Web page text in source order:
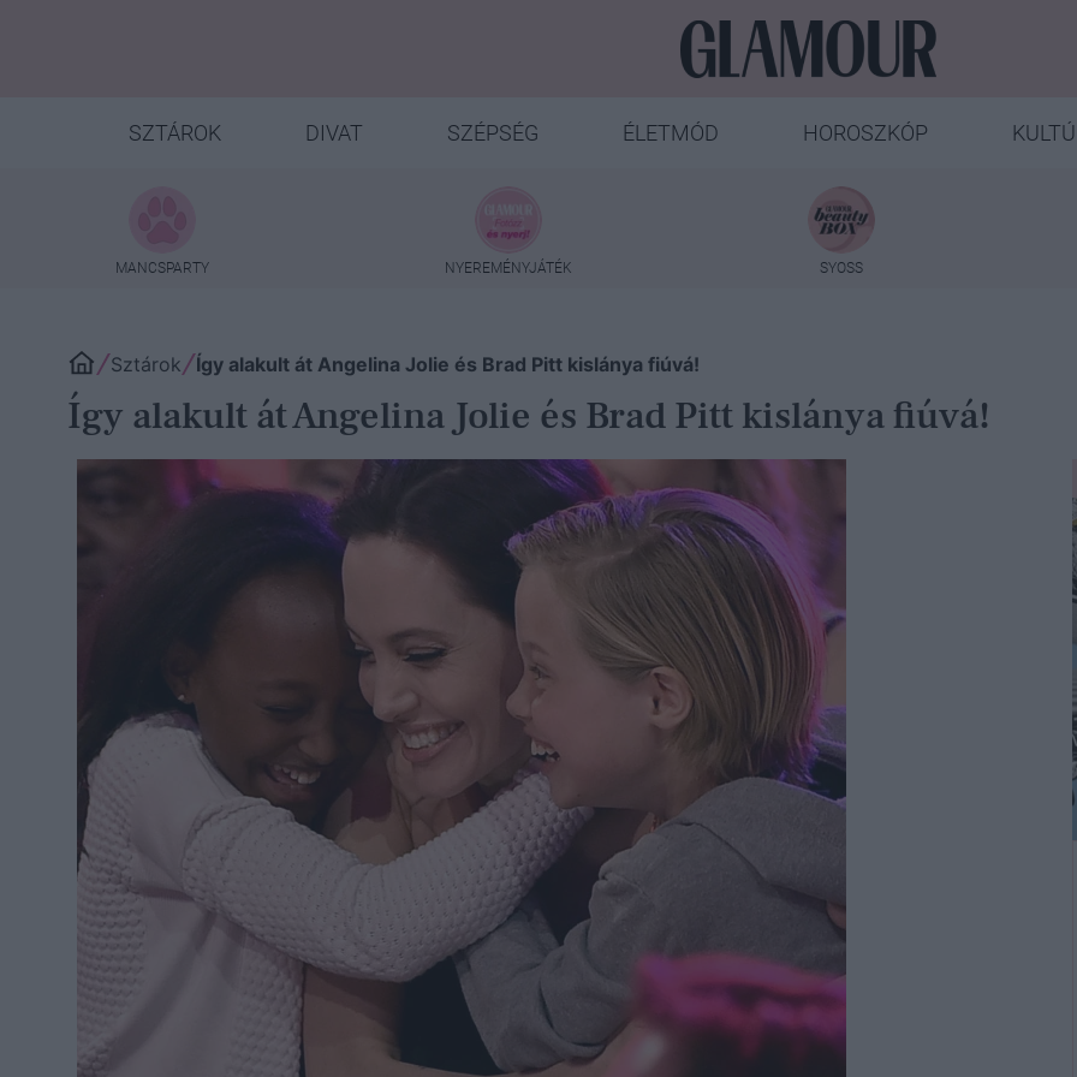
SZTÁROK DIVAT SZÉPSÉG ÉLETMÓD HOROSZKÓP
MANCSPARTY NYEREMÉNYJÁTÉK SYOSS
Sztárok Így alakult át Angelina Jolie és Brad Pitt kislánya fiúvá!
Így alakult át Angelina Jolie és Brad Pitt kislánya fiúvá!